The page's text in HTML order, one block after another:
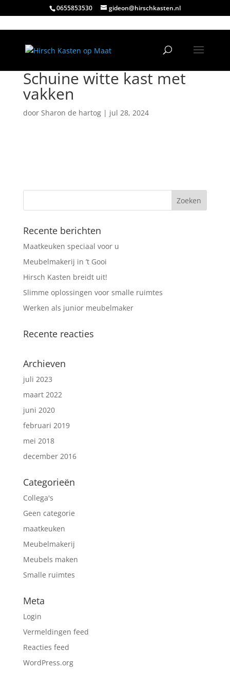
0655853530 gideon@hirschkasten.nl
Schuine witte kast met
vakken
door Sharon de hartog| jul 28, 2024
Recente berichten
Maatkeuken speciaal voor u
Meubelmakerij in ’t Gooi
Hirsch Kasten breidt uit!
Slimme oplossingen voor smalle ruimtes
Werken als junior meubelmaker
Recente reacties
Archieven
juli 2023
maart 2022
juni 2020
februari 2019
mei 2018
december 2016
Categorieën
Collega's
Geen categorie
maatkeuken
Meubelmakerij
Meubels maken
Smalle ruimtes
Meta
Login
Vermeldingen feed
Reacties feed
WordPress.org